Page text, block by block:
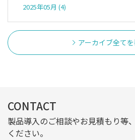
2025年05月 (4)
アーカイブ全て
CONTACT
製品導入のご相談やお見積もり等
ください。